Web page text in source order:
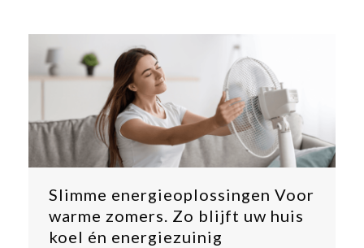
Slimme energieoplossingen Voor
warme zomers. Zo blijft uw huis
koel én energiezuinig